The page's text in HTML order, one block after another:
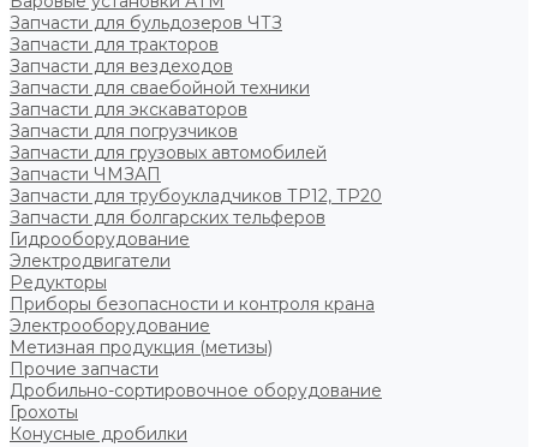
Запчасти для бульдозеров ЧТЗ
Запчасти для тракторов
Запчасти для вездеходов
Запчасти для сваебойной техники
Запчасти для экскаваторов
Запчасти для погрузчиков
Запчасти для грузовых автомобилей
Запчасти ЧМЗАП
Запчасти для трубоукладчиков ТР12, ТР20
Запчасти для болгарских тельферов
Гидрооборудование
Электродвигатели
Редукторы
Приборы безопасности и контроля крана
Электрооборудование
Метизная продукция (метизы)
Прочие запчасти
Дробильно-сортировочное оборудование
Грохоты
Конусные дробилки